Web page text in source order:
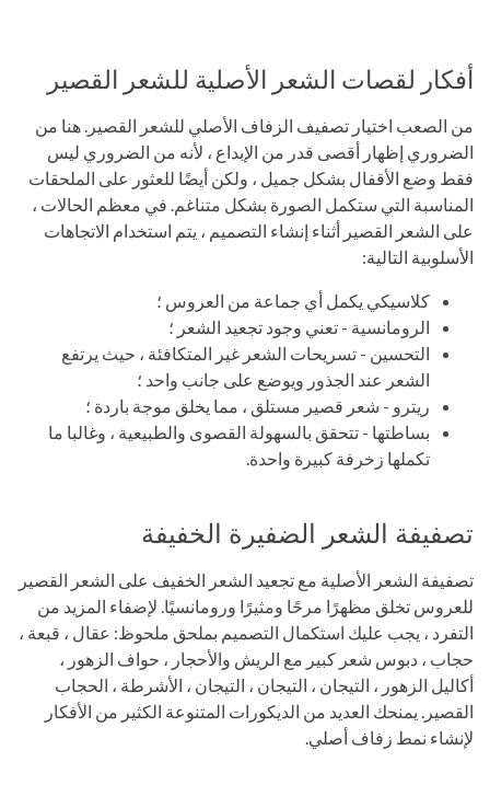
أفكار لقصات الشعر الأصلية للشعر القصير
من الصعب اختيار تصفيف الزفاف الأصلي للشعر القصير. هنا من
الضروري إظهار أقصى قدر من الإبداع ، لأنه من الضروري ليس
فقط وضع الأقفال بشكل جميل ، ولكن أيضًا للعثور على الملحقات
المناسبة التي ستكمل الصورة بشكل متناغم. في معظم الحالات ،
على الشعر القصير أثناء إنشاء التصميم ، يتم استخدام الاتجاهات
الأسلوبية التالية:
كلاسيكي يكمل أي جماعة من العروس ؛
الرومانسية - تعني وجود تجعيد الشعر ؛
التحسين - تسريحات الشعر غير المتكافئة ، حيث يرتفع
الشعر عند الجذور ويوضع على جانب واحد ؛
ريترو - شعر قصير مستلق ، مما يخلق موجة باردة ؛
بساطتها - تتحقق بالسهولة القصوى والطبيعية ، وغالبا ما
تكملها زخرفة كبيرة واحدة.
تصفيفة الشعر الضفيرة الخفيفة
تصفيفة الشعر الأصلية مع تجعيد الشعر الخفيف على الشعر القصير
للعروس تخلق مظهرًا مرحًا ومثيرًا ورومانسيًا. لإضفاء المزيد من
التفرد ، يجب عليك استكمال التصميم بملحق ملحوظ: عقال ، قبعة ،
حجاب ، دبوس شعر كبير مع الريش والأحجار ، حواف الزهور ،
أكاليل الزهور ، التيجان ، التيجان ، التيجان ، الأشرطة ، الحجاب
القصير. يمنحك العديد من الديكورات المتنوعة الكثير من الأفكار
لإنشاء نمط زفاف أصلي.